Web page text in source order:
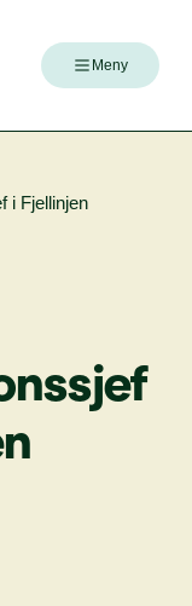
Meny
i Fjellinjen